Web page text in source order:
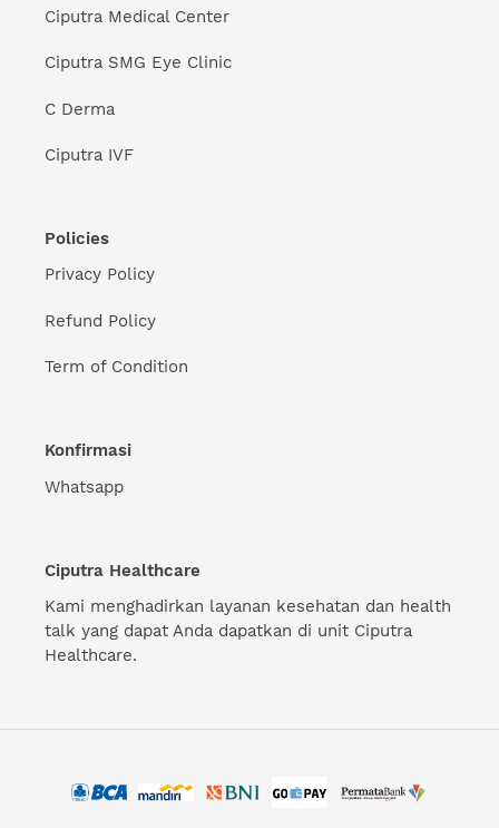
Ciputra Medical Center
Ciputra SMG Eye Clinic
C Derma
Ciputra IVF
Policies
Privacy Policy
Refund Policy
Term of Condition
Konfirmasi
Whatsapp
Ciputra Healthcare
Kami menghadirkan layanan kesehatan dan health
talk yang dapat Anda dapatkan di unit Ciputra
Healthcare.
methods